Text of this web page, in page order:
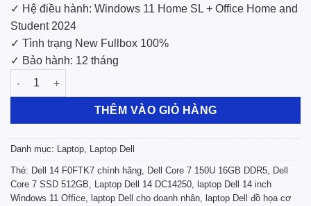
✓ Hệ điều hành: Windows 11 Home SL + Office Home and
Student 2024
✓ Tình trạng New Fullbox 100%
✓ Bảo hành: 12 tháng
Laptop Dell 14 DC14250 Core 7-150U/16GD5/512GB số lượng
THÊM VÀO GIỎ HÀNG
Danh mục: Laptop, Laptop Dell
Thẻ: Dell 14 F0FTK7 chính hãng, Dell Core 7 150U 16GB DDR5, Dell
Core 7 SSD 512GB, Laptop Dell 14 DC14250, laptop Dell 14 inch
Windows 11 Office, laptop Dell cho doanh nhân, laptop Dell đồ họa cơ